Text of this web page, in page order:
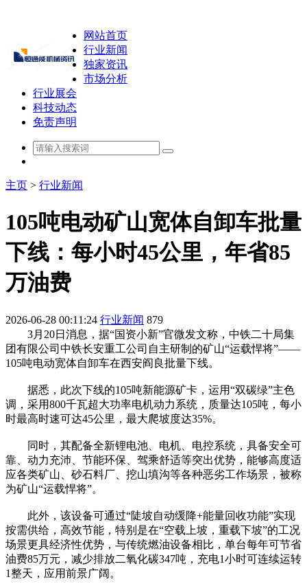
网站首页
行业新闻
独家资讯
市场分析
行业展会
科技动态
免责声明
主页 > 行业新闻
105吨电动矿山宽体自卸车批量
下线：每小时45公里，年省85
万油费
2026-06-28 00:11:24 行业新闻 879
3月20日消息，据“国资小新”官微发文称，中铁二十局集
团有限公司中铁长安重工公司自主研制的矿山“运载悍将”——
105吨电动宽体自卸车在西安阎良批量下线。
据悉，此次下线的105吨新能源矿卡，运用“双碳绿”主色
调，采用800千瓦超大功率电机动力系统，质量达105吨，每小
时最高时速可达45公里，最大爬坡度达35%。
同时，其配备全新锂电池、电机、电控系统，具备安全可
靠、动力充沛、节能环保、驾乘舒适等突出优势，能够高度适
应各类矿山、砂石料厂、挖山填沟等各种恶劣工作场景，被称
为矿山“运载悍将”。
此外，该设备可通过“陡坡自动缓降+能量回收功能”实现
按需供给，高效节能，特别是在“空载上坡，重载下坡”的工况
场景更具经济性优势，与传统燃油设备相比，单台每年可节省
油费85万元，减少排放二氧化碳347吨，充电1小时可连续运转
1整天，应用前景广阔。